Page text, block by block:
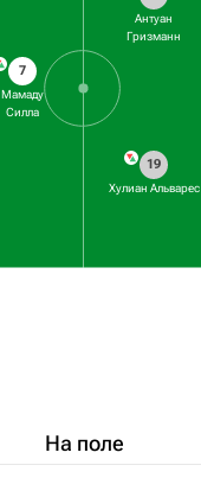
7
Мамаду
Силла
Антуан
Гризманн
19
Хулиан Альварес
На поле